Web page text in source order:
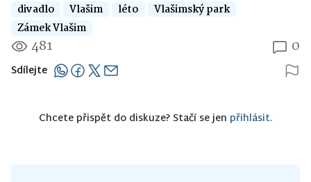
divadlo Vlašim léto
Vlašimský park
Zámek Vlašim
481 0
Sdílejte
Chcete přispět do diskuze? Stačí se jen přihlásit.